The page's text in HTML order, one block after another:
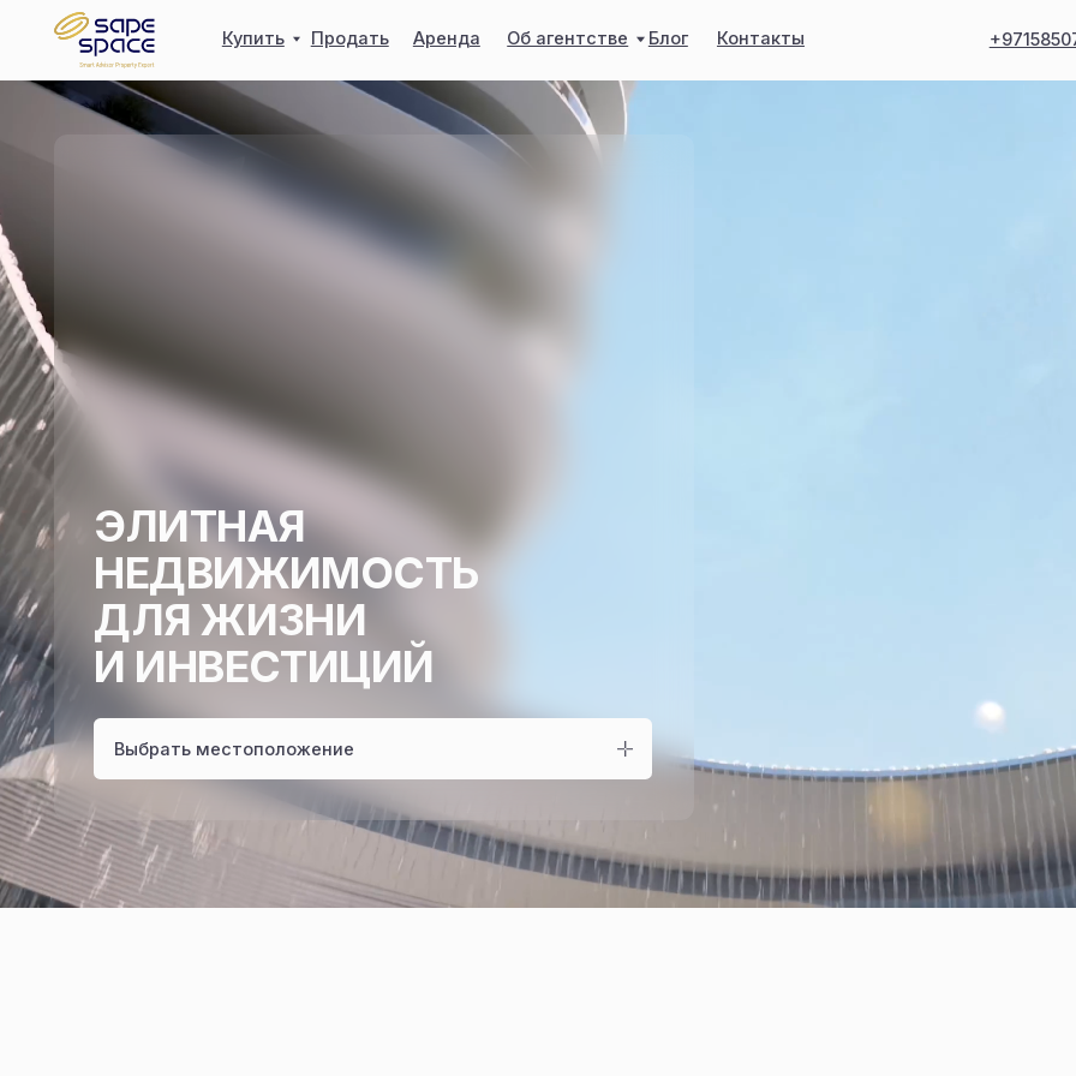
+971585076626
Контакты
Блог
Об агентстве
Продать Аренда
Купить
ЭЛИТНАЯ
НЕДВИЖИМОСТЬ
ДЛЯ ЖИЗНИ
И ИНВЕСТИЦИЙ
Выбрать местоположение